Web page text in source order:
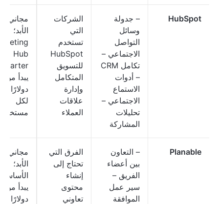
HubSpot
– جدولة
وسائل
التواصل
الاجتماعي –
تكامل CRM
– أدوات
الاستماع
الاجتماعي –
تحليلات
المشاركة
الشركات
التي
تستخدم
HubSpot
للتسويق
المتكامل
وإدارة
علاقات
العملاء
مجاني
الأبد؛
Hub
دولارًا
لكل
مستخدم
Planable
– التعاون
بين أعضاء
الفريق –
سير عمل
الموافقة
الفرق التي
تحتاج إلى
إنشاء
محتوى
تعاوني
مجاني
الأبد؛
دولارًا